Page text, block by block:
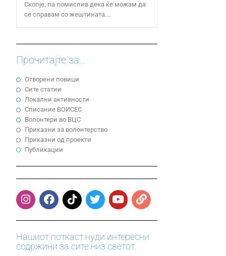
Скопје, па помислив дека ќе можам да
се справам со жештината....
Прочитајте за...
Отворени повици
Сите статии
Локални активности
Cписание ВОИСЕС
Волонтери во ВЦС
Приказни за волонтерство
Приказни од проекти
Публикации
Нашиот поткаст нуди интересни
содржини за сите низ светот.